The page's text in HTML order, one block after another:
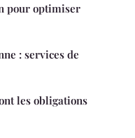
pour optimiser
: services de
les obligations